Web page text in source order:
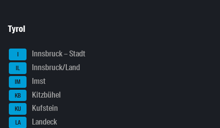
Tyrol
I Innsbruck – Stadt
IL Innsbruck/Land
IM Imst
KB Kitzbühel
KU Kufstein
LA Landeck